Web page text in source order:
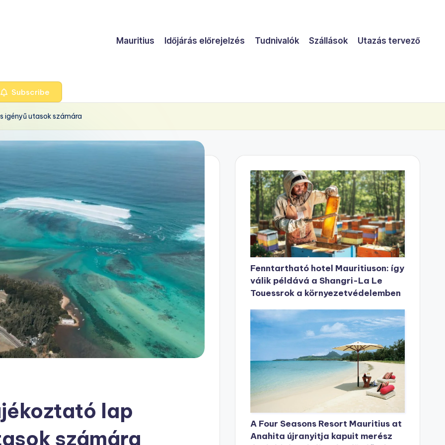
Mauritius Időjárás előrejelzés Tudnivalók Szállások Utazás tervező
Subscribe
igényű utasok számára
lap
számára
Fenntartható hotel Mauritiuson: így
válik példává a Shangri-La Le
Touessrok a környezetvédelemben
A Four Seasons Resort Mauritius at
Anahita újranyitja kapuit merész